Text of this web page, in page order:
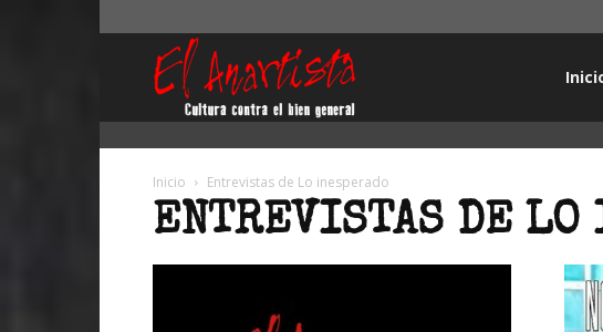
Inicio Entrevistas de Lo inesperado
ENTREVISTAS DE LO